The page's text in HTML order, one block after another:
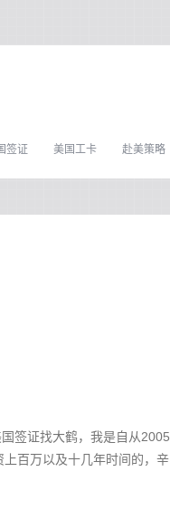
赴美策略
美国工卡
签证
签证找大鹤，我是自从2005
百万以及十几年时间的，辛